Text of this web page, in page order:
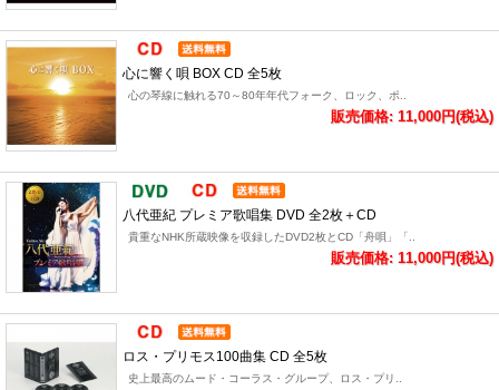
心に響く唄 BOX CD 全5枚
心の琴線に触れる70～80年年代フォーク、ロック、ポ..
販売価格: 11,000円(税込)
八代亜紀 プレミア歌唱集 DVD 全2枚＋CD
貴重なNHK所蔵映像を収録したDVD2枚とCD「舟唄」「..
販売価格: 11,000円(税込)
ロス・プリモス100曲集 CD 全5枚
史上最高のムード・コーラス・グループ、ロス・プリ..